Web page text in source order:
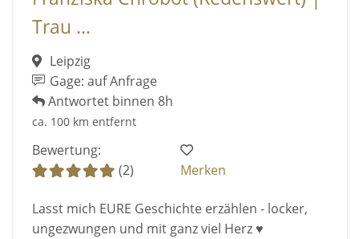
Trau ...
Leipzig
Gage: auf Anfrage
Antwortet binnen 8h
ca. 100 km entfernt
Bewertung:
(2)
Merken
Lasst mich EURE Geschichte erzählen - locker,
ungezwungen und mit ganz viel Herz ♥